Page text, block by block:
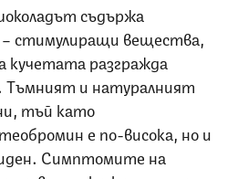
съдържа
стимулиращи вещества,
кучетата разгражда
Тъмният и натуралният
тъй като
е по-висока, но и
Симптомите на